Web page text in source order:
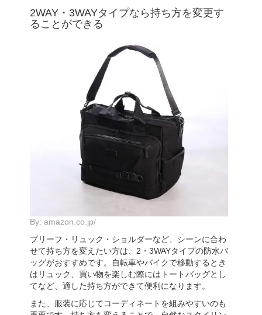
2WAY・3WAYタイプなら持ち方を変更す
ることができる
By: amazon.co.jp/
ブリーフ・リュック・ショルダーなど、シーンに合わ
せて持ち方を変えたい方は、2・3WAYタイプの防水バ
ッグがおすすめです。自転車やバイクで移動するとき
はリュック、買い物を楽しむ際にはトートバッグとし
てなど、適した持ち方ができて便利になります。
また、服装に応じてコーディネートを組みやすいのも